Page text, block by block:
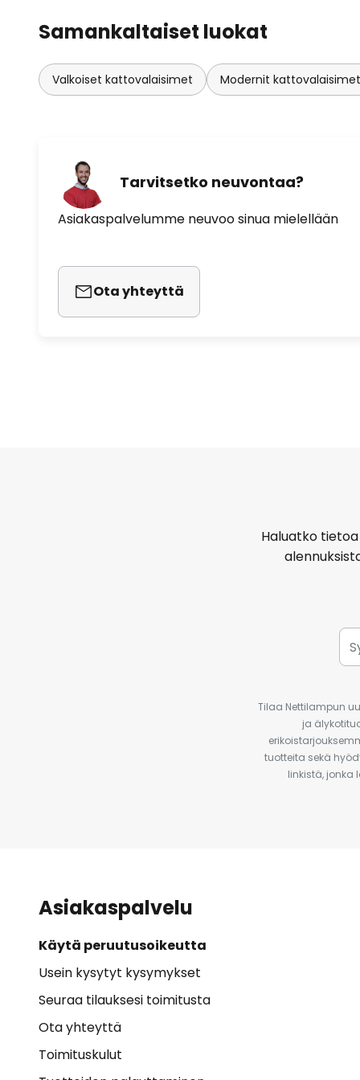
Samankaltaiset luokat
Valkoiset kattovalaisimet Modernit kattovalaisimet
Tarvitsetko neuvontaa?
Asiakaspalvelumme neuvoo sinua mielellään
Ota yhteyttä
Haluatko
Tilaa Nettilampun
ja
tuotteita sekä
linkistä, jonka
Asiakaspalvelu
Käytä peruutusoikeutta
Usein kysytyt kysymykset
Seuraa tilauksesi toimitusta
Ota yhteyttä
Toimituskulut